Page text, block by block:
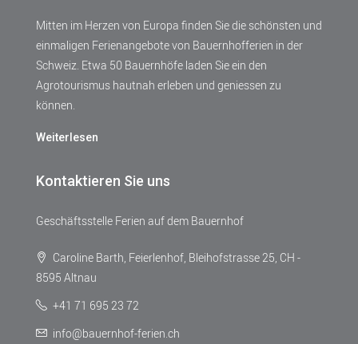
Mitten im Herzen von Europa finden Sie die schönsten und
einmaligen Ferienangebote von Bauernhofferien in der
Schweiz. Etwa 50 Bauernhöfe laden Sie ein den
Agrotourismus hautnah erleben und geniessen zu
können.
Weiterlesen
Kontaktieren Sie uns
Geschäftsstelle Ferien auf dem Bauernhof
Caroline Barth, Feierlenhof, Bleihofstrasse 25, CH -
8595 Altnau
+41 71 695 23 72
info@bauernhof-ferien.ch